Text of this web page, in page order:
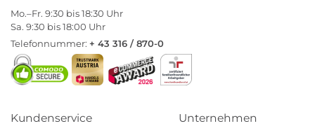
Mo.–Fr. 9:30 bis 18:30 Uhr
Sa. 9:30 bis 18:00 Uhr
Telefonnummer: + 43 316 / 870-0
Kundenservice Unternehmen